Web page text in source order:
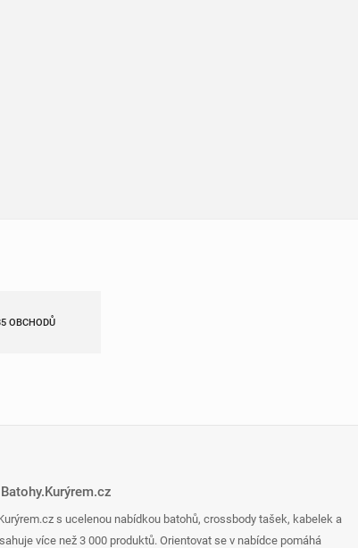
OBCHODŮ
s ucelenou nabídkou batohů, crossbody tašek, kabelek a
více než 3 000 produktů. Orientovat se v nabídce pomáhá